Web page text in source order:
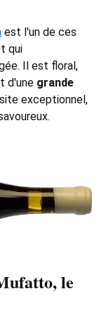
est l'un de ces
qui
Il est floral,
d'une grande
exceptionnel,
, le